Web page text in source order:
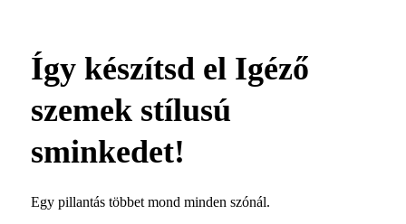
Így készítsd el Igéző
szemek stílusú
sminkedet!
Egy pillantás többet mond minden szónál.